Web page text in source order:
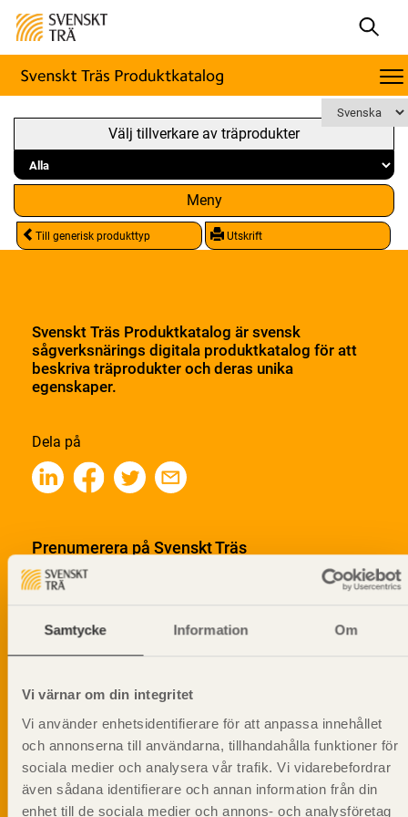
Samtycke Information Om
Vi värnar om din integritet
Vi använder enhetsidentifierare för att anpassa innehållet
och annonserna till användarna, tillhandahålla funktioner för
sociala medier och analysera vår trafik. Vi vidarebefordrar
även sådana identifierare och annan information från din
enhet till de sociala medier och annons- och analysföretag
Välj tillverkare av träprodukter
Meny
Till generisk produkttyp Utskrift
Svenskt Träs Produktkatalog är svensk
sågverksnärings digitala produktkatalog för att
beskriva träprodukter och deras unika
egenskaper.
Dela på
Prenumerera på Svenskt Träs
informationsutskick!